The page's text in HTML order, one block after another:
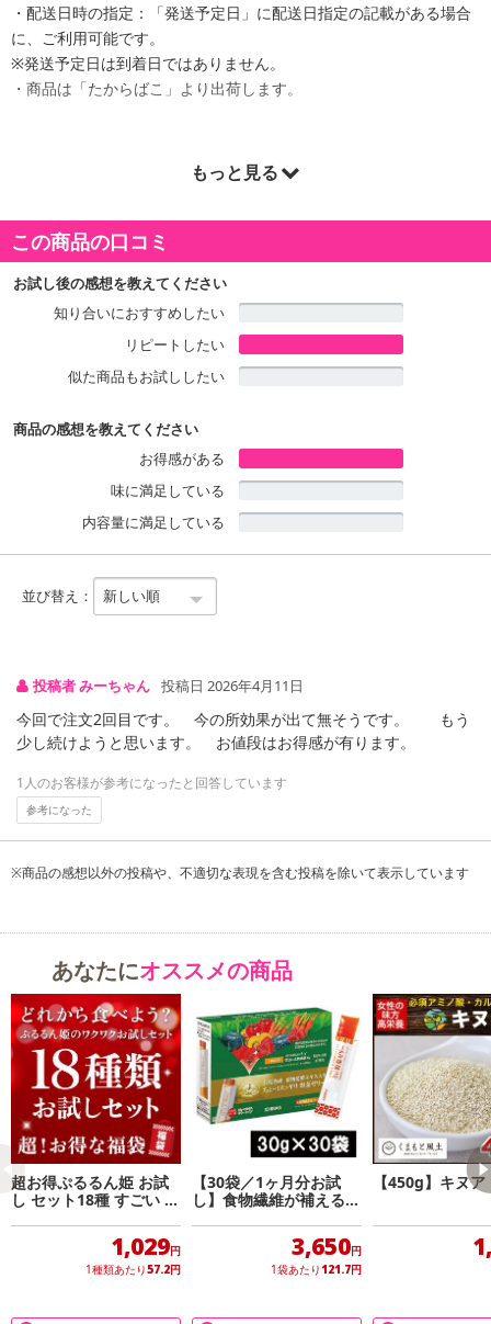
・配送日時の指定：「発送予定日」に配送日指定の記載がある場合
に、ご利用可能です。
※発送予定日は到着日ではありません。
・商品は「たからばこ」より出荷します。
■機能性表示食品（届出番号：I1092）
■おなかの脂肪（内臓脂肪・皮下脂肪）減らしたい方に
※BMIが高め(BMI24以上30未満）
■名称：ブラックジンジャーエキス末含有加工食品
■内容量：42.3g(1粒470mg×90粒)※1袋あたり
■保存方法：直射日光、高温多湿を避け、常温で保存してください
【栄養成分表示/2粒(940mg)あたり】
炭水化物：0.25g
食塩相当量：0~0.009g
【機能性関与成分】
ますので、ご了承ください。
※パッケージは変更する場合がございます。
・賞味期限：
製造日より60日以上
ますのでご了承ください。
・原材料/材質/素材：食用油脂(国内製造)、ブラックジンジャーエキ
ノール酸含有油脂、カカオエキス末、植物性乳酸菌(殺菌)末、L-カル
ニチンフマル酸塩、クリルオイル(オキアミ抽出物)／ゼラチン、グリ
セリン、シクロデキストリン、グリセリン脂肪酸エステル、ミツロ
ウ、カカオ色素、ビタミンB6、ビタミンB2、植物レシチン(大豆由
・お召し上がり方：1日2粒を目安にそのまま水またはぬるま湯と一
緒にお召し上がりください。
・注意事項：
・本品は多量摂取により疾病が治癒したり、より健康が増進する
ものではありません。
・乳幼児の手の届かないところに置いてください。
・温度や湿度の影響によりカプセルどうしが付着したり、原料の
特性上、色むらなどがみられることがありますが、品質には問題あ
もっと見る
この商品の口コミ
お試し後の感想を教えてください
知り合いにおすすめしたい
リピートしたい
似た商品もお試ししたい
商品の感想を教えてください
お得感がある
味に満足している
内容量に満足している
並び替え：
投稿者 みーちゃん 投稿日 2026年4月11日
今回で注文2回目です。 今の所効果が出て無そうです。 もう
少し続けようと思います。 お値段はお得感が有ります。
1人のお客様が参考になったと回答しています
参考になった
※商品の感想以外の投稿や、不適切な表現を含む投稿を除いて表示しています
あなたにオススメの商品
超お得ぷるるん姫 お試
し セット18種 すごい 福
1,029円
1種類あたり57.2円
【30袋／1ヶ月分お試
し】食物繊維が補える！
長期熟成 植物発酵エキ
ス入り ちょー！スッキ
3,650円
1袋あたり 121.7円
【450g】キヌア